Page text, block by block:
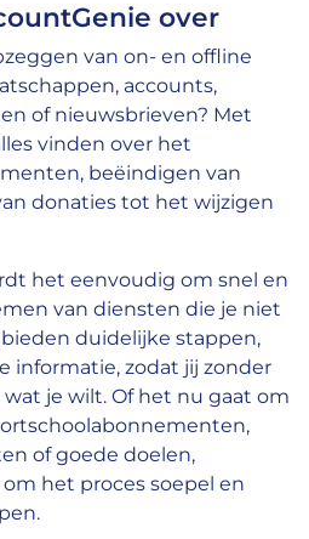
over
van on- en offline
accounts,
of nieuwsbrieven? Met
vinden over het
beëindigen van
donaties tot het wijzigen
het eenvoudig om snel en
van diensten die je niet
duidelijke stappen,
informatie, zodat jij zonder
je wilt. Of het nu gaat om
of goede doelen,
het proces soepel en